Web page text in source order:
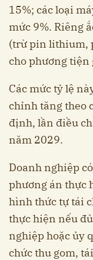
15%; các loại
mức 9%. Riêng
(trừ pin lithium,
cho phương tiện
Các mức tỷ lệ
chỉnh tăng theo
định, lần điều
năm 2029.
Doanh nghiệp
phương án thực
hình thức tự tái
thực hiện nếu
nghiệp hoặc ủy
chức thu gom,